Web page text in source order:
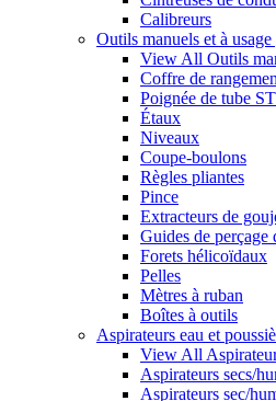
Calibreurs
Outils manuels et à usage
View All Outils
Coffre de
Poignée de tube
Étaux
Niveaux
Coupe-boulons
Règles pliantes
Pince
Extracteurs de
Guides de perçage
Forets hélicoïdaux
Pelles
Mètres à ruban
Boîtes à outils
Aspirateurs eau et
View All
Aspirateurs secs/
Aspirateurs sec/